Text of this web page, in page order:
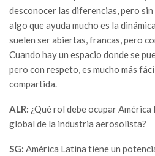
desconocer las diferencias, pero
algo que ayuda mucho es la
suelen ser abiertas, francas, pero
Cuando hay un espacio donde se
pero con respeto, es mucho más
compartida.
ALR: ¿Qué rol debe ocupar
global de la industria aerosolista?
SG: América Latina tiene un